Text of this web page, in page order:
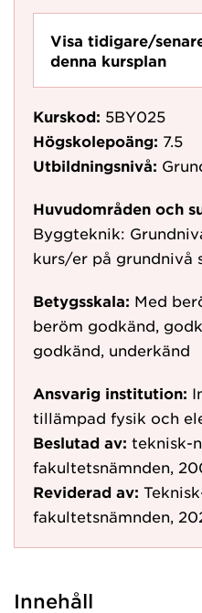
Visa tidigare/
denna kursplan
Kurskod: 5BY025
Högskolepoäng: 7.5
Utbildningsnivå:
Huvudområden och
Byggteknik:
kurs/er på grundnivå
Betygsskala: Med
beröm godkänd,
godkänd, underkänd
Ansvarig institution:
tillämpad fysik och
Beslutad av: teknisk-
fakultetsnämnden,
Reviderad av:
fakultetsnämnden,
Innehåll